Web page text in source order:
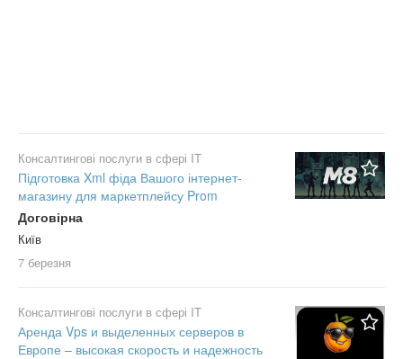
Консалтингові послуги в сфері IT
Підготовка Xml фіда Вашого інтернет-
магазину для маркетплейсу Prom
Договірна
Київ
7 березня
Консалтингові послуги в сфері IT
Аренда Vps и выделенных серверов в
Европе – высокая скорость и надежность